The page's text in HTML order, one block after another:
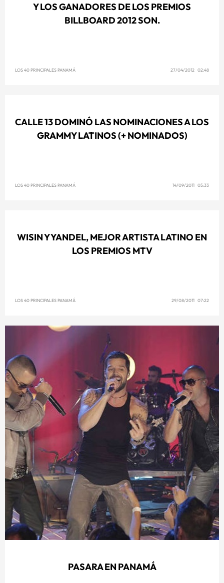
Y LOS GANADORES DE LOS PREMIOS
BILLBOARD 2012 SON.
LOS 40 PRINCIPALES PANAMÁ 27/04/2012 02:48
CALLE 13 DOMINÓ LAS NOMINACIONES A LOS
GRAMMY LATINOS (+ NOMINADOS)
LOS 40 PRINCIPALES PANAMÁ 14/09/2011 05:33
WISIN Y YANDEL, MEJOR ARTISTA LATINO EN
LOS PREMIOS MTV
LOS 40 PRINCIPALES PANAMÁ 29/08/2011 07:22
PASARA EN PANAMÁ